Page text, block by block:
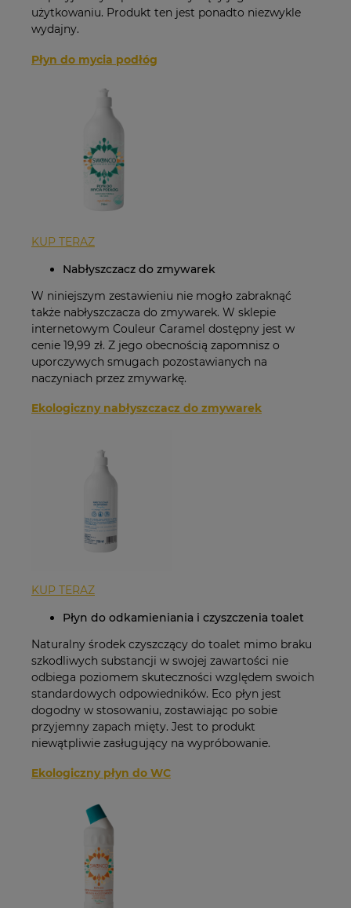
użytkowaniu. Produkt ten jest ponadto niezwykle
wydajny.
Płyn do mycia podłóg
KUP TERAZ
Nabłyszczacz do zmywarek
W niniejszym zestawieniu nie mogło zabraknąć
także nabłyszczacza do zmywarek. W sklepie
internetowym Couleur Caramel dostępny jest w
cenie 19,99 zł. Z jego obecnością zapomnisz o
uporczywych smugach pozostawianych na
naczyniach przez zmywarkę.
Ekologiczny nabłyszczacz do zmywarek
KUP TERAZ
Płyn do odkamieniania i czyszczenia toalet
Naturalny środek czyszczący do toalet mimo braku
szkodliwych substancji w swojej zawartości nie
odbiega poziomem skuteczności względem swoich
standardowych odpowiedników. Eco płyn jest
dogodny w stosowaniu, zostawiając po sobie
przyjemny zapach mięty. Jest to produkt
niewątpliwie zasługujący na wypróbowanie.
Ekologiczny płyn do WC